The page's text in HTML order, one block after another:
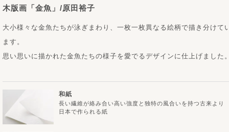
和紙
長い繊維が絡み合い高い強度と独特の風合いを持つ古来より
日本で作られる紙
木版画「金魚」/原田裕子
大小様々な金魚たちが泳ぎまわり、一枚一枚異なる絵柄で描き分けて
ます。
思い思いに描かれた金魚たちの様子を愛でるデザインに仕上げました